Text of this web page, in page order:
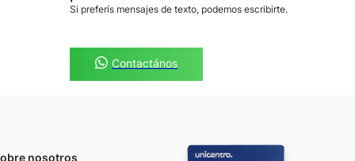
Si preferís mensajes de texto, podemos escribirte.
Contactános
nosotros